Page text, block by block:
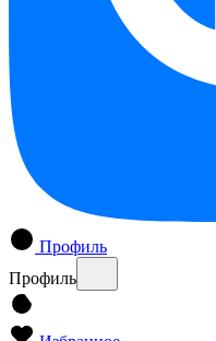
Профиль
Профиль